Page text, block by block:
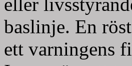
baslinje. En
ett varningens